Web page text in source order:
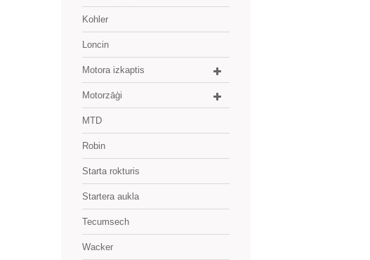
Kohler
Loncin
Motora izkaptis
Motorzāģi
MTD
Robin
Starta rokturis
Startera aukla
Tecumsech
Wacker